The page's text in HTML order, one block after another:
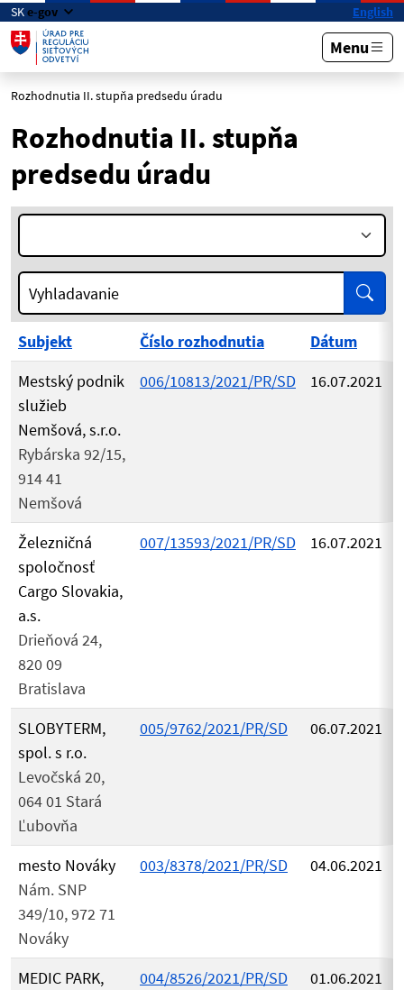
Preskočiť na hlavný obsah
SKe-gov English
Menu
Rozhodnutia II. stupňa predsedu úradu
Rozhodnutia II. stupňa
predsedu úradu
Rok:
Vyhladavanie
Subjekt Číslo rozhodnutia Dátum
Mestský podnik
služieb
Nemšová, s.r.o.
Rybárska 92/15,
914 41
Nemšová
006/10813/2021/PR/SD 16.07.2021
Železničná
spoločnosť
Cargo Slovakia,
a.s.
Drieňová 24,
820 09
Bratislava
007/13593/2021/PR/SD 16.07.2021
SLOBYTERM,
spol. s r.o.
Levočská 20,
064 01 Stará
Ľubovňa
005/9762/2021/PR/SD 06.07.2021
mesto Nováky
Nám. SNP
349/10, 972 71
Nováky
003/8378/2021/PR/SD 04.06.2021
MEDIC PARK,
004/8526/2021/PR/SD 01.06.2021